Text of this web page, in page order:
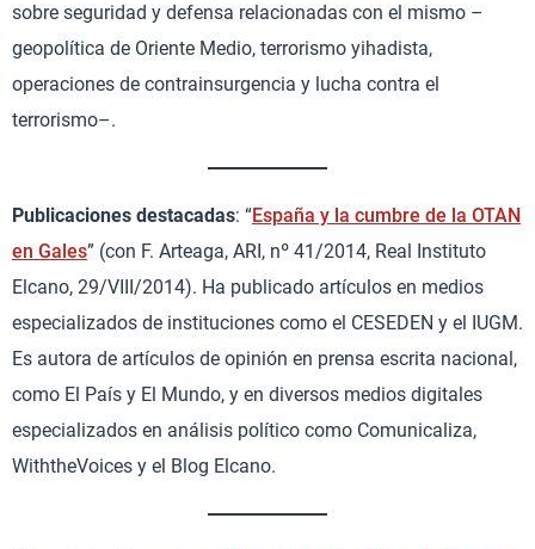
sobre seguridad y defensa relacionadas con el mismo –
geopolítica de Oriente Medio, terrorismo yihadista,
operaciones de contrainsurgencia y lucha contra el
terrorismo–.
Publicaciones destacadas: “España y la cumbre de la OTAN
en Gales” (con F. Arteaga, ARI, nº 41/2014, Real Instituto
Elcano, 29/VIII/2014). Ha publicado artículos en medios
especializados de instituciones como el CESEDEN y el IUGM.
Es autora de artículos de opinión en prensa escrita nacional,
como El País y El Mundo, y en diversos medios digitales
especializados en análisis político como Comunicaliza,
WiththeVoices y el Blog Elcano.